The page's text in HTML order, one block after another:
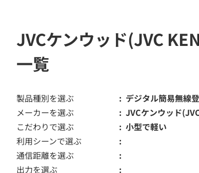
JVCケンウッド(JVC
一覧
製品種別を選ぶ
デジタル簡易無線
メーカーを選ぶ
JVCケンウッド
こだわりで選ぶ
小型で軽い
利用シーンで選ぶ
通信距離を選ぶ
出力を選ぶ